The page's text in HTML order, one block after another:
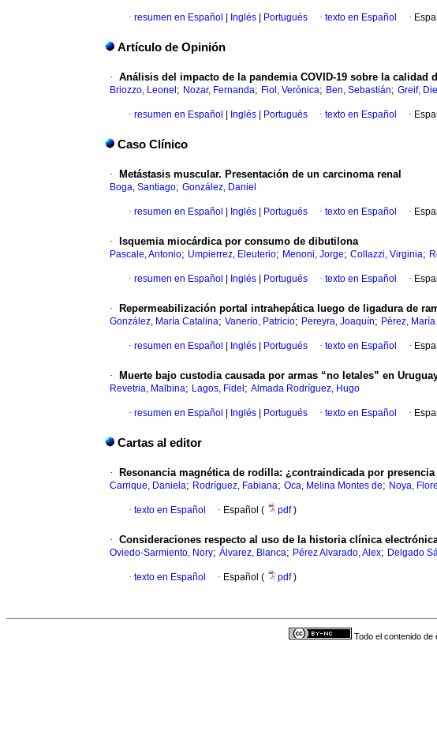
· resumen en Español Inglés Portugués · texto en Español ·
Artículo de Opinión
· Análisis del impacto de la pandemia COVID-19 sobre la
Briozzo, Leonel ; Nozar, Fernanda; Fiol, Verónica; Ben, Sebastián; Greif,
· resumen en Español Inglés Portugués · texto en Español ·
Caso Clínico
· Metástasis muscular. Presentación de un carcinoma renal
Boga, Santiago; González, Daniel
· resumen en Español Inglés Portugués · texto en Español ·
· Isquemia miocárdica por consumo de dibutilona
Pascale, Antonio; Umpierrez, Eleuterio; Menoni, Jorge; Collazzi, Virginia;
· resumen en Español Inglés Portugués · texto en Español ·
· Repermeabilización portal intrahepática luego de ligadura de
González, María Catalina; Vanerio, Patricio; Pereyra, Joaquín; Pérez,
· resumen en Español Inglés Portugués · texto en Español ·
· Muerte bajo custodia causada por armas “no letales” en
Revetria, Malbina; Lagos, Fidel ; Almada Rodríguez, Hugo
· resumen en Español Inglés Portugués · texto en Español ·
Cartas al editor
· Resonancia magnética de rodilla: ¿contraindicada por
Carrique, Daniela; Rodríguez, Fabiana; Oca, Melina Montes de; Noya,
· texto en Español · Español ( pdf)
· Consideraciones respecto al uso de la historia clínica
Oviedo-Sarmiento, Nory; Álvarez, Blanca; Pérez Alvarado, Alex; Delgado
· texto en Español · Español ( pdf)
Todo el contenido